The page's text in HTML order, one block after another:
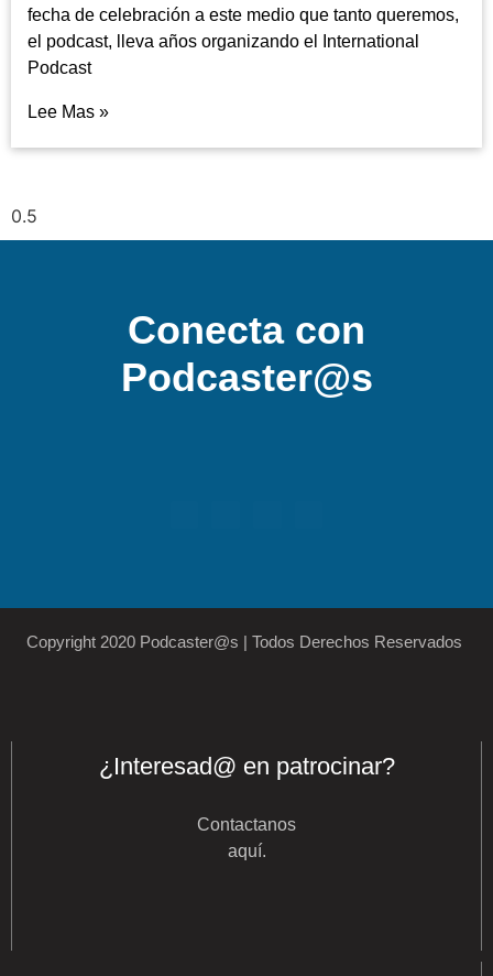
fecha de celebración a este medio que tanto queremos,
el podcast, lleva años organizando el International
Podcast
Lee Mas »
Conecta con
Podcaster@s
Copyright 2020 Podcaster@s | Todos Derechos Reservados
¿Interesad@ en patrocinar?
Contactanos
aquí.